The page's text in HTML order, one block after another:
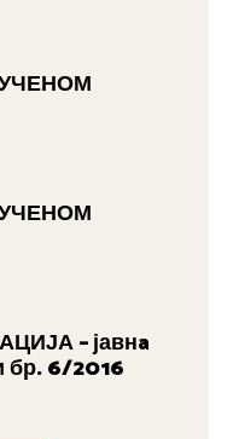
– јавнa
бр. 6/2016